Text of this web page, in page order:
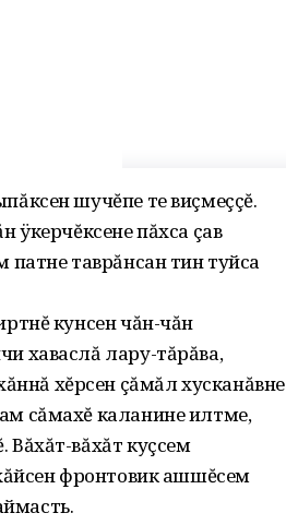
шучĕпе те виçмеççĕ.
ÿкерчĕксене пăхса çав
патне таврăнсан тин туйса
кунсен чăн-чăн
хаваслă лару-тăрăва,
хĕрсен çăмăл хусканăвне
сăмахĕ каланине илтме,
Вăхăт-вăхăт куçсем
фронтовик ашшĕсем